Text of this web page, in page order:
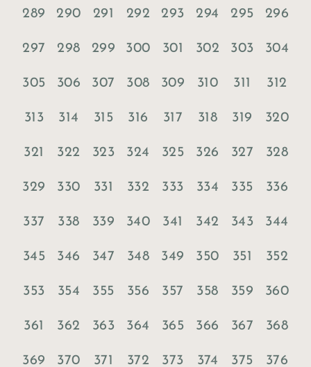
289 290 291 292 293 294 295 296
297 298 299 300 301 302 303 304
305 306 307 308 309 310 311 312
313 314 315 316 317 318 319 320
321 322 323 324 325 326 327 328
329 330 331 332 333 334 335 336
337 338 339 340 341 342 343 344
345 346 347 348 349 350 351 352
353 354 355 356 357 358 359 360
361 362 363 364 365 366 367 368
369 370 371 372 373 374 375 376